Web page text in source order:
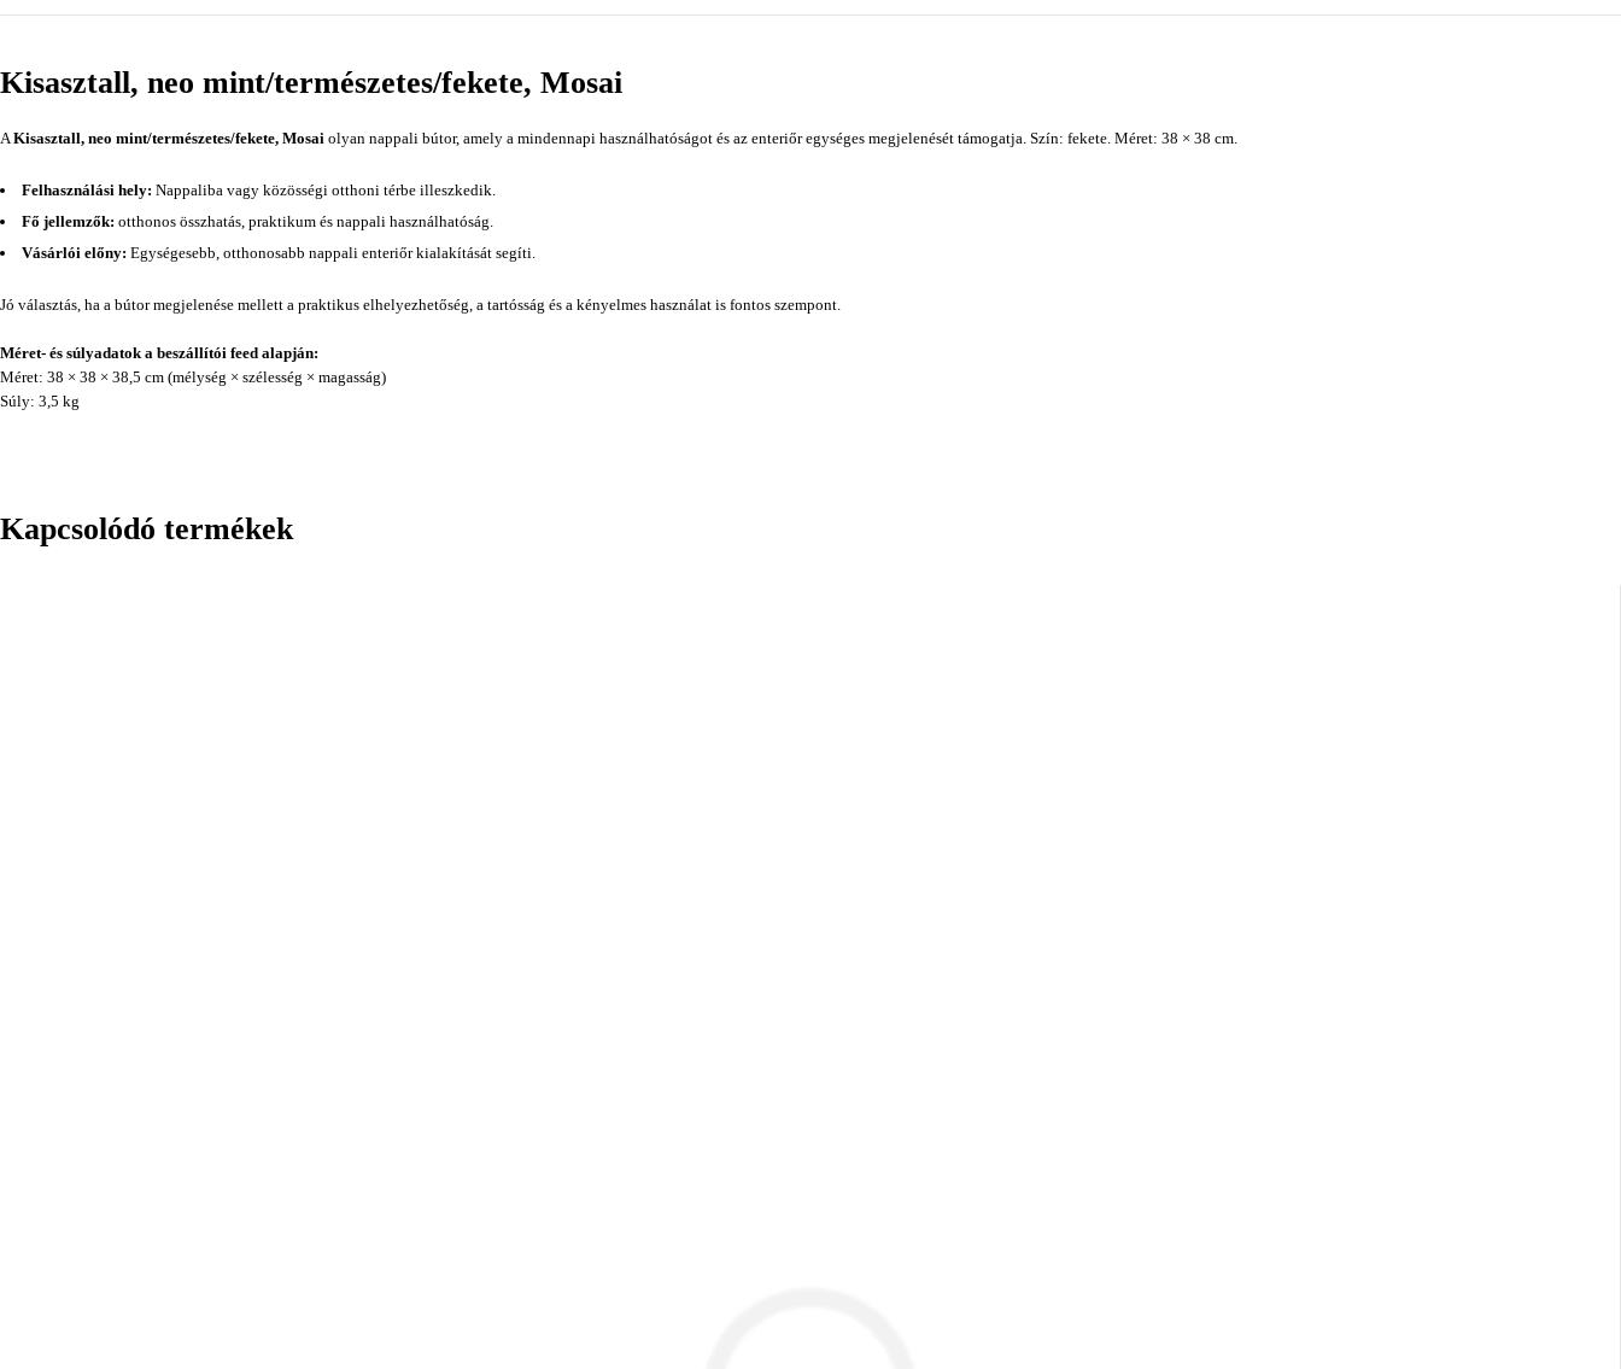
Kisasztall, neo mint/természetes/fekete, Mosai
AKisasztall, neo mint/természetes/fekete, Mosai olyan nappali bútor, amely a mindennapi használhatóságot és az enteriőr egységes megjelenését támogatja. Szín: fekete. Méret: 38 × 38 cm.
Felhasználási hely: Nappaliba vagy közösségi otthoni térbe illeszkedik.
Fő jellemzők: otthonos összhatás, praktikum és nappali használhatóság.
Vásárlói előny: Egységesebb, otthonosabb nappali enteriőr kialakítását segíti.
Jó választás, ha a bútor megjelenése mellett a praktikus elhelyezhetőség, a tartósság és a kényelmes használat is fontos szempont.
Méret- és súlyadatok a beszállítói feed alapján:
Méret: 38 × 38 × 38,5 cm (mélység × szélesség × magasság)
Súly: 3,5 kg
Kapcsolódó termékek